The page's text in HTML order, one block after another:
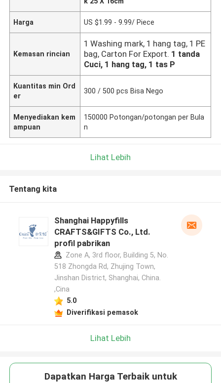
Harga US $1.99 - 9.99/ Piece
Kemasan rincian
1 Washing mark, 1 hang tag, 1 PE
bag, Carton For Export. 1 tanda
Cuci, 1 hang tag, 1 tas P
Kuantitas min Ord
er
300 / 500 pcs Bisa Nego
Menyediakan kem
ampuan
150000 Potongan/potongan per Bula
n
Lihat Lebih
Tentang kita
Shanghai Happyfills
CRAFTS&GIFTS Co., Ltd.
profil pabrikan
Zone A, 3rd floor, Building 5, No.
518 Zhongda Rd, Zhujing Town,
Jinshan District, Shanghai, China.
,Cina
5.0
Diverifikasi pemasok
Lihat Lebih
Dapatkan Harga Terbaik untuk